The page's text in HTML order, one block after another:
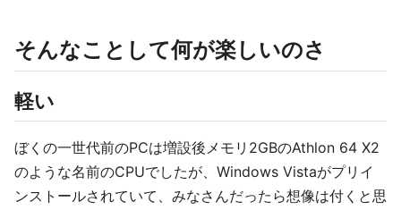
そんなことして何が楽しいのさ
軽い
ぼくの一世代前のPCは増設後メモリ2GBのAthlon 64 X2
のような名前のCPUでしたが、Windows Vistaがプリイ
ンストールされていて、みなさんだったら想像は付くと思